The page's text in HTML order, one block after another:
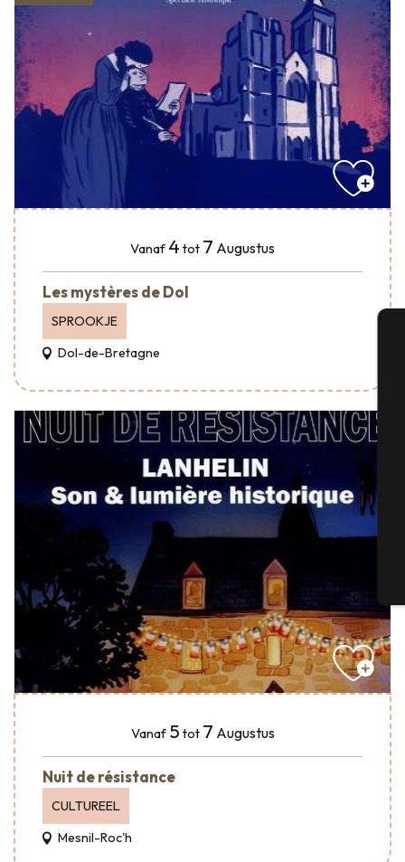
Vanaf4 tot 7 Augustus
Les mystères de Dol
SPROOKJE
Dol-de-Bretagne
Vanaf 5 tot 7 Augustus
Nuit de résistance
CULTUREEL
Mesnil-Roc'h